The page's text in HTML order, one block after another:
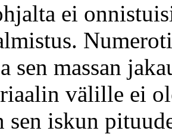
ei
sen massan
välille ei
sen iskun